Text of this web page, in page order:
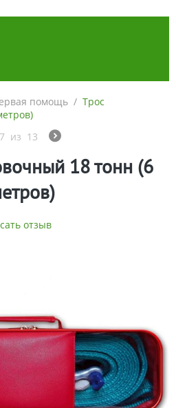
помощь / Трос
7 из 13
18 тонн (6
отзыв